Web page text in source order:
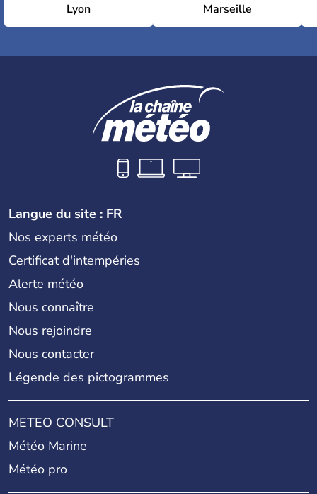
Lyon Marseille
Langue du site : FR
Nos experts météo
Certificat d'intempéries
Alerte météo
Nous connaître
Nous rejoindre
Nous contacter
Légende des pictogrammes
METEO CONSULT
Météo Marine
Météo pro